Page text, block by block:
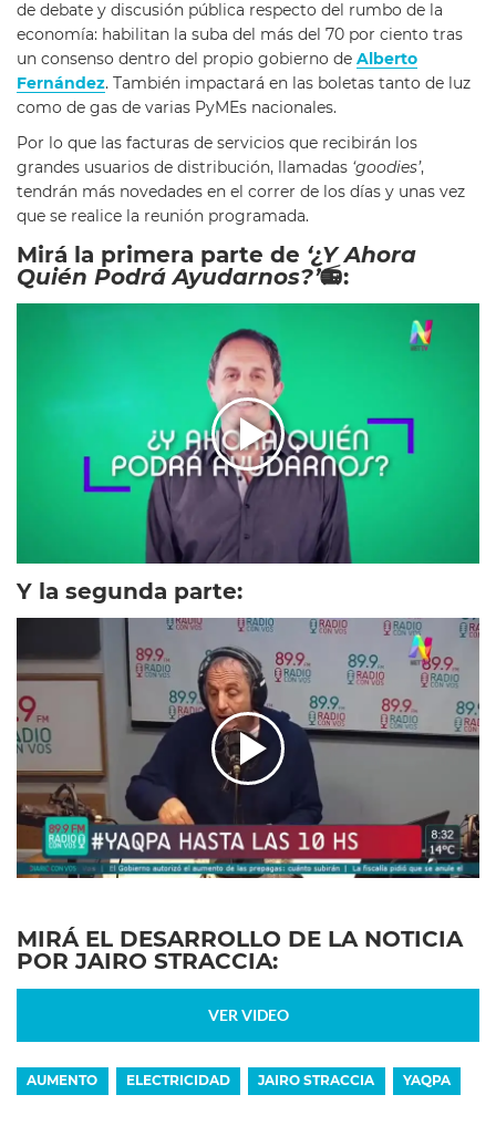
de debate y discusión pública respecto del rumbo de la
economía: habilitan la suba del más del 70 por ciento tras
un consenso dentro del propio gobierno de Alberto
Fernández. También impactará en las boletas tanto de luz
como de gas de varias PyMEs nacionales.
Por lo que las facturas de servicios que recibirán los
grandes usuarios de distribución, llamadas ‘goodies’,
tendrán más novedades en el correr de los días y unas vez
que se realice la reunión programada.
Mirá la primera parte de ‘¿Y Ahora
Quién Podrá Ayudarnos?’📻:
Y la segunda parte:
MIRÁ EL DESARROLLO DE LA NOTICIA
POR JAIRO STRACCIA:
VER VIDEO
AUMENTO ELECTRICIDAD JAIRO STRACCIA YAQPA